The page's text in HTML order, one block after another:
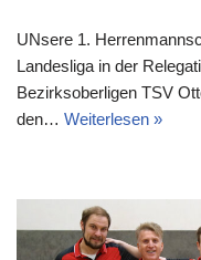
UNsere 1.
Landesliga in der
Bezirksoberligen TSV
den… Weiterlesen »